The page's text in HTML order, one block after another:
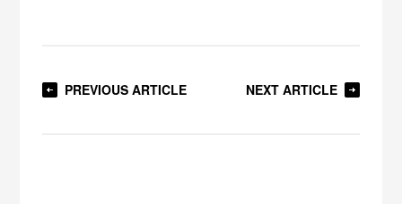
PREVIOUS ARTICLE NEXT ARTICLE